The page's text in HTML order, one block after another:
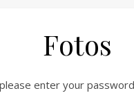
Fotos
enter your